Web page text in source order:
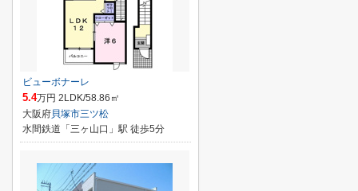
ビューボナーレ
5.4万円 2LDK/58.86㎡
大阪府貝塚市三ツ松
水間鉄道「三ヶ山口」駅 徒歩5分